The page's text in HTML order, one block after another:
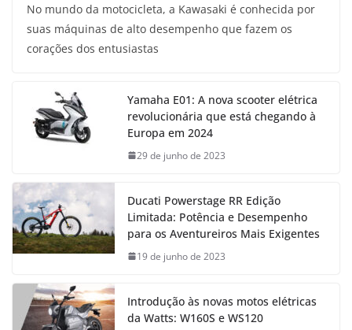
No mundo da motocicleta, a Kawasaki é conhecida por
suas máquinas de alto desempenho que fazem os
corações dos entusiastas
Yamaha E01: A nova scooter elétrica
revolucionária que está chegando à
Europa em 2024
29 de junho de 2023
Ducati Powerstage RR Edição
Limitada: Potência e Desempenho
para os Aventureiros Mais Exigentes
19 de junho de 2023
Introdução às novas motos elétricas
da Watts: W160S e WS120